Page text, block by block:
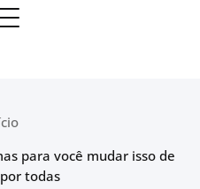
Toggle navigation
para você mudar isso de
todas